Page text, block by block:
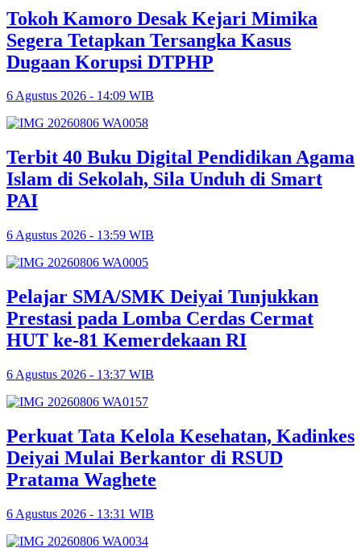
Tokoh Kamoro Desak Kejari Mimika
Segera Tetapkan Tersangka Kasus
Dugaan Korupsi DTPHP
6 Agustus 2026 - 14:09 WIB
Terbit 40 Buku Digital Pendidikan Agama
Islam di Sekolah, Sila Unduh di Smart
PAI
6 Agustus 2026 - 13:59 WIB
Pelajar SMA/SMK Deiyai Tunjukkan
Prestasi pada Lomba Cerdas Cermat
HUT ke-81 Kemerdekaan RI
6 Agustus 2026 - 13:37 WIB
Perkuat Tata Kelola Kesehatan, Kadinkes
Deiyai Mulai Berkantor di RSUD
Pratama Waghete
6 Agustus 2026 - 13:31 WIB